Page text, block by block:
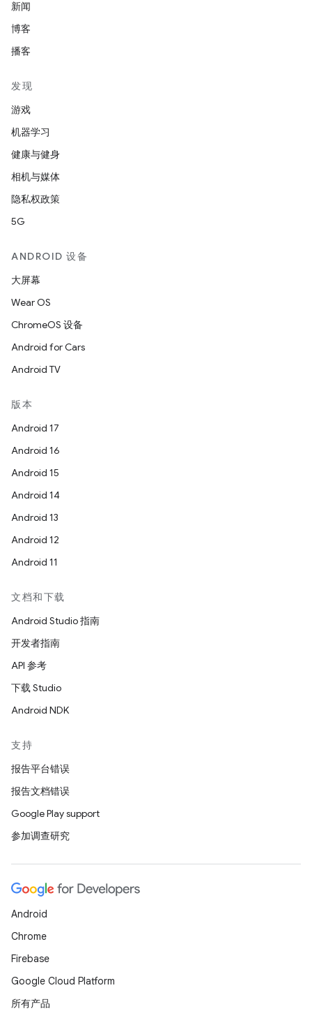
新闻
博客
播客
发现
游戏
机器学习
健康与健身
相机与媒体
隐私权政策
5G
ANDROID 设备
大屏幕
Wear OS
ChromeOS 设备
Android for Cars
Android TV
版本
Android 17
Android 16
Android 15
Android 14
Android 13
Android 12
Android 11
文档和下载
Android Studio 指南
开发者指南
API 参考
下载 Studio
Android NDK
支持
报告平台错误
报告文档错误
Google Play support
参加调查研究
Android
Chrome
Firebase
Google Cloud Platform
所有产品